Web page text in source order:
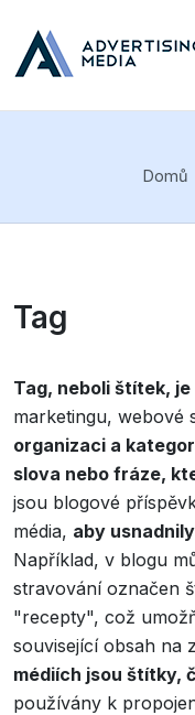
Domů
Tag
Tag, neboli štítek,
marketingu, webové
organizaci a
slova nebo fráze,
jsou blogové
média, aby
Například, v blogu
stravování označen
"recepty", což
související obsah na
médiích jsou štítky,
používány k